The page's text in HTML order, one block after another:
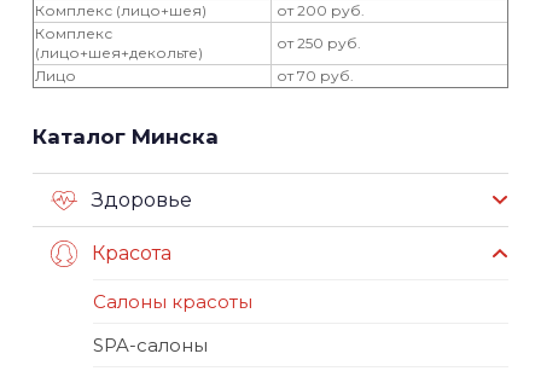
Комплекс (лицо+шея)
от 200 руб.
Комплекс
(лицо+шея+декольте)
от 250 руб.
Лицо
от 70 руб.
Каталог Минска
Здоровье
Красота
Салоны красоты
SPA-салоны